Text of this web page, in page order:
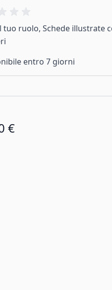
tuo ruolo, Schede illustrate
entro 7 giorni
€